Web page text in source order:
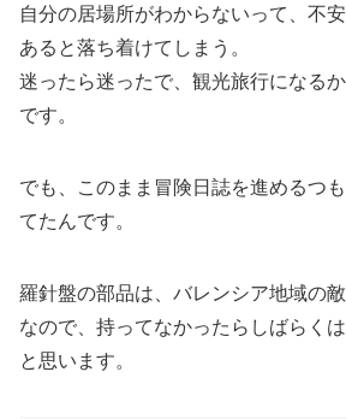
自分の居場所がわからないって、不
あると落ち着けてしまう。
迷ったら迷ったで、観光旅行になる
です。
でも、このまま冒険日誌を進めるつ
てたんです。
羅針盤の部品は、バレンシア地域の
なので、持ってなかったらしばらく
と思います。